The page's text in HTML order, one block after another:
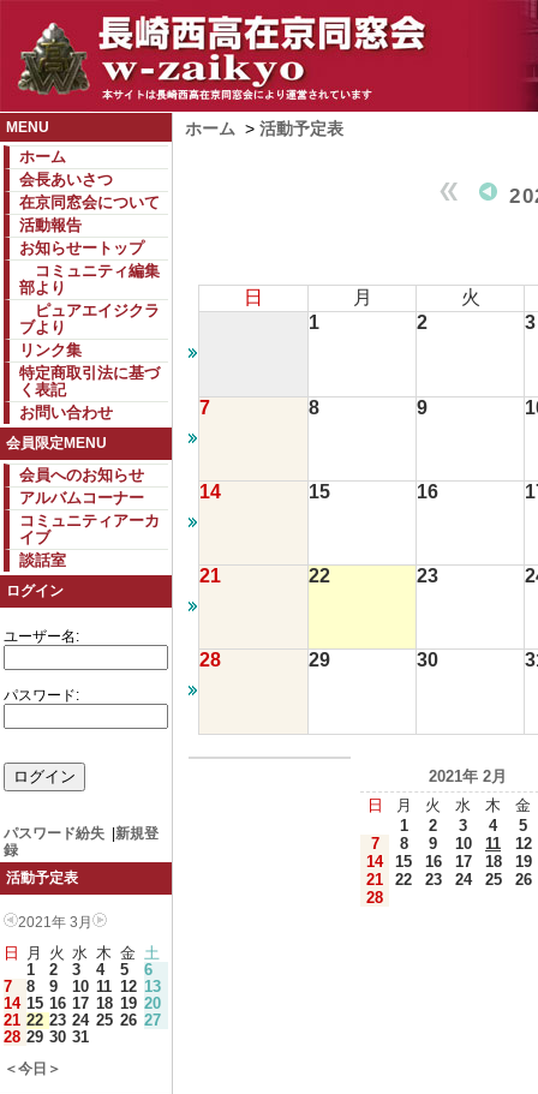
MENU
ホーム
会長あいさつ
在京同窓会について
活動報告
お知らせートップ
コミュニティ編集
部より
ピュアエイジクラ
ブより
リンク集
特定商取引法に基づ
く表記
お問い合わせ
会員限定MENU
会員へのお知らせ
アルバムコーナー
コミュニティアーカ
イブ
談話室
ログイン
ユーザー名:
パスワード:
パスワード紛失
新規登
録
活動予定表
2021年 3月
日 月 火 水 木 金 土
1
2 3 4 5
6
7
8 9 10 11 12 13
14 15 16 17 18 19 20
21 22 23 24 25 26 27
28 29 30 31
＜今日＞
ホーム > 活動予定表
日 月
火
1
2 3
7 8 9
14 15 16
21 22 23
28 29 30
2021年 2月
日
月 火 水 木
金
1
2 3 4
5
7
8 9 10 11
12
14
15 16 17 18
19
21
22 23 24 25
26
28